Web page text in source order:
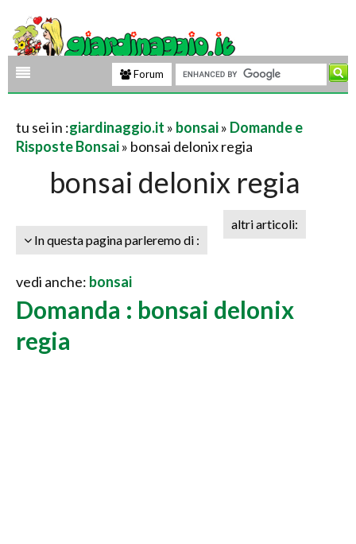
Forum
tu sei in :giardinaggio.it » bonsai» Domande e
Risposte Bonsai» bonsai delonix regia
bonsai delonix regia
In questa pagina parleremo di :
altri articoli:
vedi anche: bonsai
Domanda : bonsai delonix
regia